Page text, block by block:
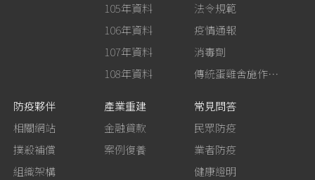
105年資料
106年資料
107年資料
108年資料
法令規範
疫情通報
消毒劑
傳統蛋雞舍施作生石灰消毒
防疫夥伴
相關網站
撲殺補償
組織架構
產業重建
金融貸款
案例復養
常見問答
民眾防疫
業者防疫
健康證明